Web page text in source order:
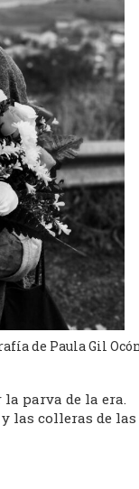
de Paula Gil
parva de la era.
las colleras de